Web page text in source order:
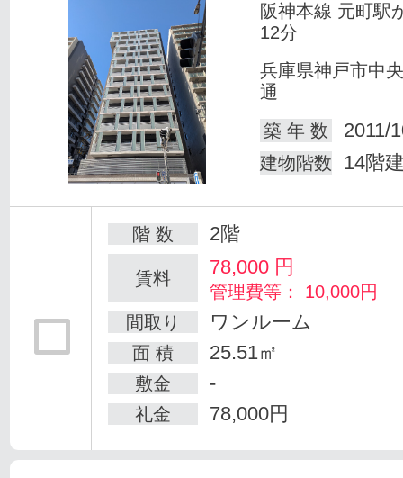
阪神本線 元町駅
12分
兵庫県神戸市中
通
築 年 数
2011/
建物階数 14階
階 数 2階
賃料 78,000 円
管理費等： 10,000円
間取り
ワンルーム
面 積 25.51㎡
敷金 -
礼金 78,000円